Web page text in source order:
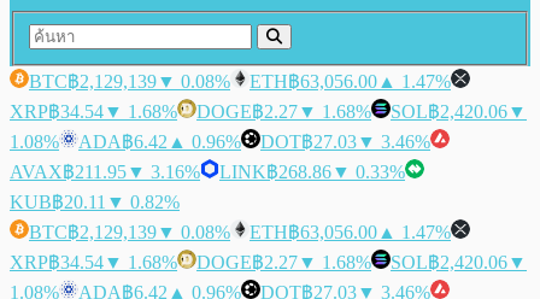
BTC฿2,129,139▼ 0.08% ETH฿63,056.00 ▲ 1.47%
XRP฿34.54▼ 1.68% DOGE฿2.27▼ 1.68% SOL฿2,420.06▼
1.08%
ADA฿6.42 ▲ 0.96% DOT฿27.03▼ 3.46%
AVAX฿211.95▼ 3.16% LINK฿268.86▼ 0.33%
KUB฿20.11 ▼ 0.82%
BTC฿2,129,139▼ 0.08% ETH฿63,056.00 ▲ 1.47%
XRP฿34.54▼ 1.68% DOGE฿2.27▼ 1.68% SOL฿2,420.06▼
1.08%
ADA฿6.42 ▲ 0.96% DOT฿27.03▼ 3.46%